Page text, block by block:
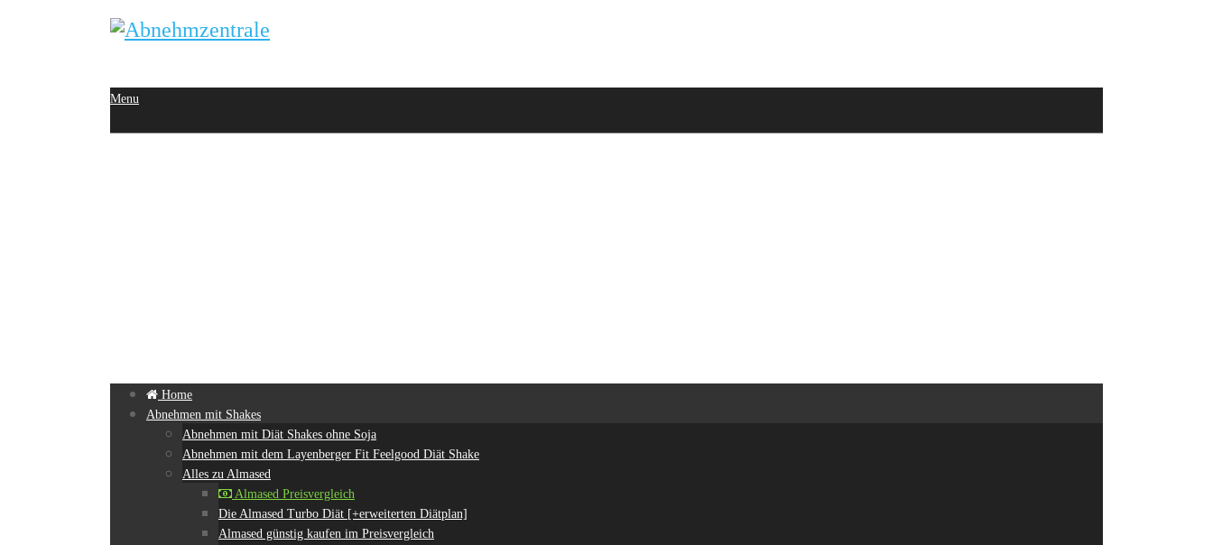
Menu
Home
Abnehmen mit Shakes
Abnehmen mit Diät Shakes ohne Soja
Abnehmen mit dem Layenberger Fit Feelgood Diät Shake
Alles zu Almased
Almased Preisvergleich
Die Almased Turbo Diät [+erweiterten Diätplan]
Almased günstig kaufen im Preisvergleich